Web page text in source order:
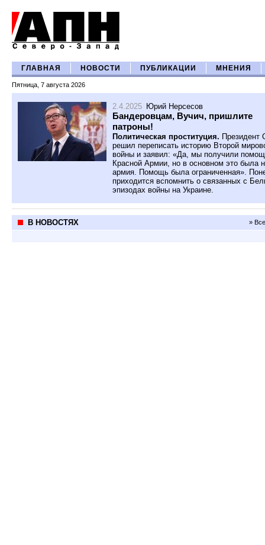
ГЛАВНАЯ НОВОСТИ ПУБЛИКАЦИИ МНЕНИЯ
Пятница, 7 августа 2026
2.4.2025 Юрий Нерсесов
Бандеровцам, Вучич, пришлите
патроны!
Политическая проституция. Президент
решил переписать историю Второй
войны и заявил: «Да, мы получили
Красной Армии, но в основном это была
армия. Помощь была ограниченная».
приходится вспомнить о связанных с
эпизодах войны на Украине.
В НОВОСТЯХ »